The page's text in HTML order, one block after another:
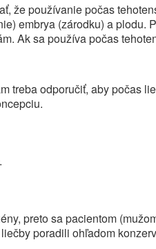
že používanie počas
embrya (zárodku) a plodu.
Ak sa používa počas
treba odporučiť, aby počas
preto sa pacientom
poradili ohľadom